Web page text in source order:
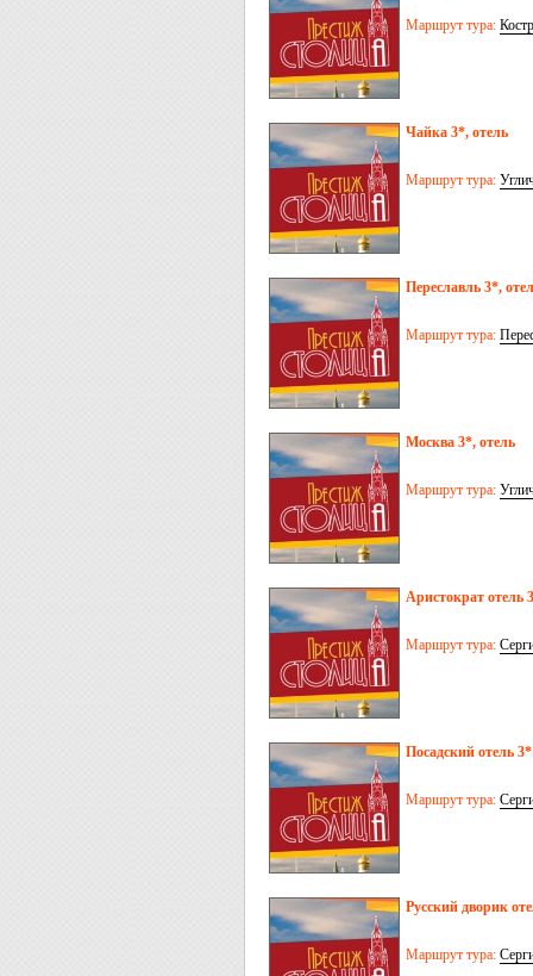
Маршрут тура:
Чайка 3*, отель
Маршрут тура:
Переславль 3*,
Маршрут тура:
Москва 3*, отель
Маршрут тура:
Аристократ отель
Маршрут тура:
Посадский отель 3*
Маршрут тура:
Русский дворик
Маршрут тура: